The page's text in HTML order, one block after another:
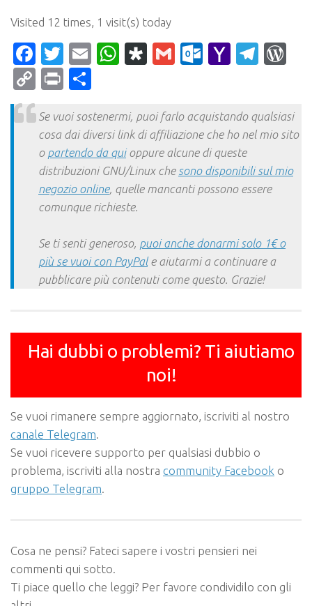
Visited 12 times, 1 visit(s) today
Facebook
Twitter
EmailWhatsApp
Diaspora
Gmail Yahoo
CopyPrint
Se vuoi sostenermi, puoi farlo acquistando qualsiasi
cosa dai diversi link di affiliazione che ho nel mio sito
o partendo da quioppure alcune di queste
distribuzioni GNU/Linux che sono disponibili sul mio
negozio online, quelle mancanti possono essere
comunque richieste.
Se ti senti generoso, puoi anche donarmi solo 1€ o
più se vuoi con PayPale aiutarmi a continuare a
pubblicare più contenuti come questo. Grazie!
Hai dubbi o problemi? Ti aiutiamo
noi!
Se vuoi rimanere sempre aggiornato, iscriviti al nostro
canale Telegram.
Se vuoi ricevere supporto per qualsiasi dubbio o
problema, iscriviti alla nostra community Facebook o
gruppo Telegram.
Cosa ne pensi? Fateci sapere i vostri pensieri nei
commenti qui sotto.
Ti piace quello che leggi? Per favore condividilo con gli